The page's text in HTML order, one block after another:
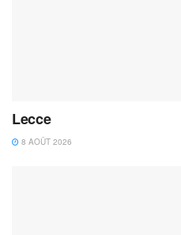
Lecce
8 AOÛT 2026